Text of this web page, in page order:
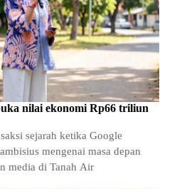
nilai ekonomi Rp66 triliun
sejarah ketika Google
mengenai masa depan
media di Tanah Air